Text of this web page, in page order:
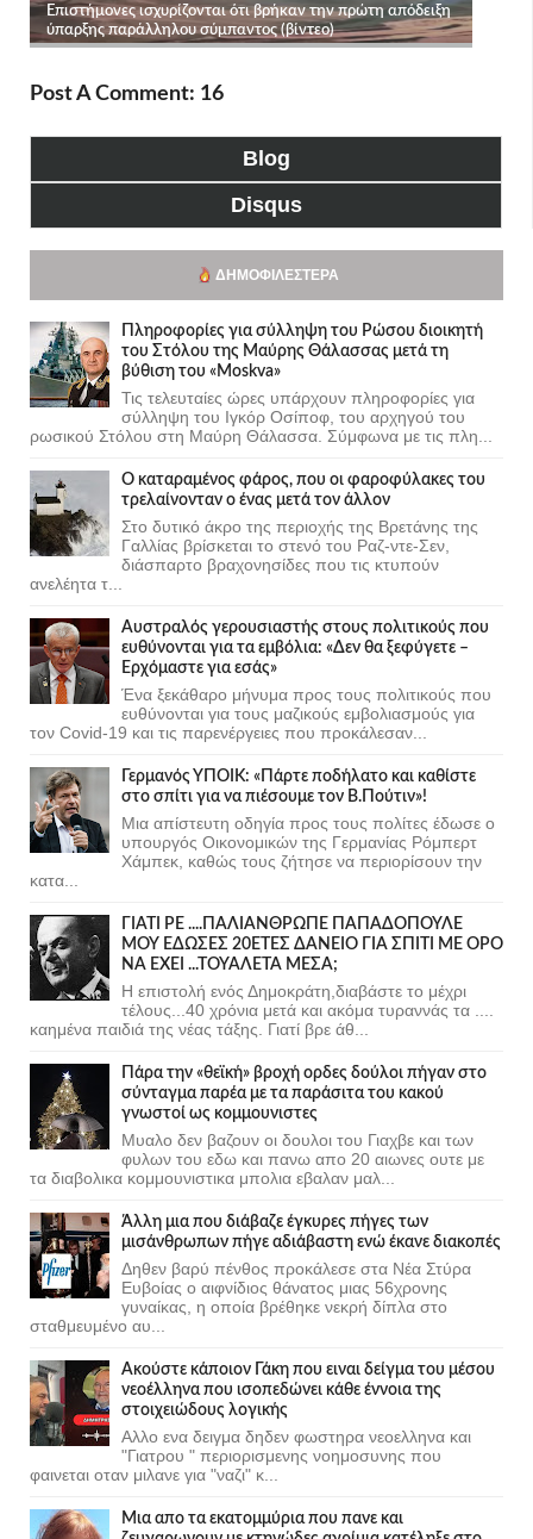
Post A Comment: 16
Blog
Disqus
ΔΗΜΟΦΙΛΈΣΤΕΡΑ
Πληροφορίες για σύλληψη του Ρώσου διοικητή
του Στόλου της Mαύρης Θάλασσας μετά τη
βύθιση του «Moskva»
Τις τελευταίες ώρες υπάρχουν πληροφορίες για
σύλληψη του Ιγκόρ Οσίποφ, του αρχηγού του
ρωσικού Στόλου στη Μαύρη Θάλασσα. Σύμφωνα με τις πλη...
Ο καταραμένος φάρος, που οι φαροφύλακες του
τρελαίνονταν ο ένας μετά τον άλλον
Στο δυτικό άκρο της περιοχής της Βρετάνης της
Γαλλίας βρίσκεται το στενό του Ραζ-ντε-Σεν,
διάσπαρτο βραχονησίδες που τις κτυπούν
ανελέητα τ...
Αυστραλός γερουσιαστής στους πολιτικούς που
ευθύνονται για τα εμβόλια: «Δεν θα ξεφύγετε –
Ερχόμαστε για εσάς»
Ένα ξεκάθαρο μήνυμα προς τους πολιτικούς που
ευθύνονται για τους μαζικούς εμβολιασμούς για
τον Covid-19 και τις παρενέργειες που προκάλεσαν...
Γερμανός ΥΠΟΙΚ: «Πάρτε ποδήλατο και καθίστε
στο σπίτι για να πιέσουμε τον Β.Πούτιν»!
Μια απίστευτη οδηγία προς τους πολίτες έδωσε ο
υπουργός Οικονομικών της Γερμανίας Ρόμπερτ
Χάμπεκ, καθώς τους ζήτησε να περιορίσουν την
κατα...
ΓΙΑΤΙ ΡΕ ....ΠΑΛΙΑΝΘΡΩΠΕ ΠΑΠΑΔΟΠΟΥΛΕ
ΜΟΥ ΕΔΩΣΕΣ 20ΕΤΕΣ ΔΑΝΕΙΟ ΓΙΑ ΣΠΙΤΙ ΜΕ ΟΡΟ
ΝΑ ΕΧΕΙ ...ΤΟΥΑΛΕΤΑ ΜΕΣΑ;
Η επιστολή ενός Δημοκράτη,διαβάστε το μέχρι
τέλους...40 χρόνια μετά και ακόμα τυραννάς τα ....
καημένα παιδιά της νέας τάξης. Γιατί βρε άθ...
Πάρα την «θεϊκή» βροχή ορδες δούλοι πήγαν στο
σύνταγμα παρέα με τα παράσιτα του κακού
γνωστοί ως κομμουνιστες
Μυαλο δεν βαζουν οι δουλοι του Γιαχβε και των
φυλων του εδω και πανω απο 20 αιωνες ουτε με
τα διαβολικα κομμουνιστικα μπολια εβαλαν μαλ...
Άλλη μια που διάβαζε έγκυρες πήγες των
μισάνθρωπων πήγε αδιάβαστη ενώ έκανε διακοπές
Δηθεν βαρύ πένθος προκάλεσε στα Νέα Στύρα
Ευβοίας ο αιφνίδιος θάνατος μιας 56χρονης
γυναίκας, η οποία βρέθηκε νεκρή δίπλα στο
σταθμευμένο αυ...
Ακούστε κάποιον Γάκη που ειναι δείγμα του μέσου
νεοέλληνα που ισοπεδώνει κάθε έννοια της
στοιχειώδους λογικής
Αλλο ενα δειγμα δηδεν φωστηρα νεοελληνα και
"Γιατρου " περιορισμενης νοημοσυνης που
φαινεται οταν μιλανε για "ναζι" κ...
Μια απο τα εκατομμύρια που πανε και